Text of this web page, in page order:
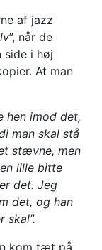
af jazz
”, når de
side i høj
At man
hen imod det,
man skal stå
stævne, men
lille bitte
det. Jeg
det, og han
skal”.
kom tæt på